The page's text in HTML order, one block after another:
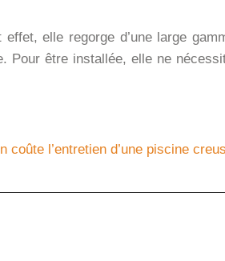
elle regorge d’une large
être installée, elle ne
coûte l’entretien d’une piscine